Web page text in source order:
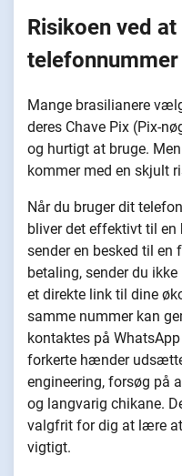
Risikoen ved
telefonnummer
Mange brasilianere
deres Chave Pix (Pix-
og hurtigt at bruge.
kommer med en skjult
Når du bruger dit
bliver det effektivt til
sender en besked til
betaling, sender du
et direkte link til dine
samme nummer kan
kontaktes på
forkerte hænder
engineering, forsøg på
og langvarig chikane.
valgfrit for dig at lære
vigtigt.